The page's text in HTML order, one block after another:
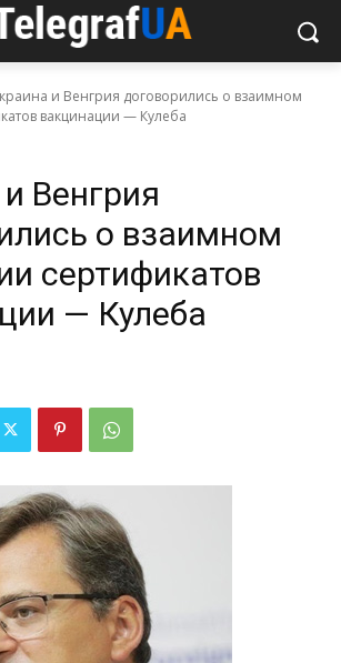
и Венгрия договорились о взаимном
вакцинации — Кулеба
Венгрия
о взаимном
сертификатов
— Кулеба